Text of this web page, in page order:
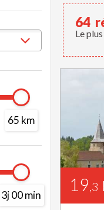
65 km
3j 00 min
64
Le
19,3